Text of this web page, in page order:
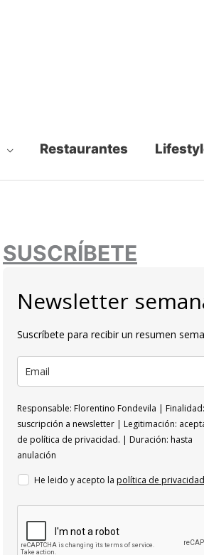
Restaurantes
SUSCRÍBETE
Newsletter
Suscríbete para recibir un resumen
Responsable: Florentino Fondevila | Finalidad:
suscripción a newsletter | Legitimación:
de política de privacidad. | Duración: hasta
anulación
He leido y acepto la política de privacidad